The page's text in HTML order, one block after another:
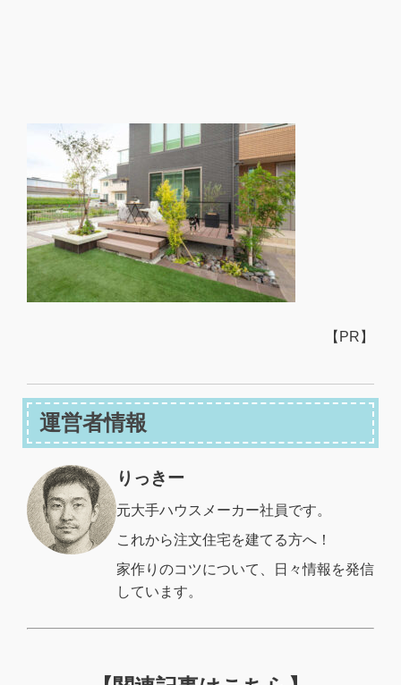
【PR】
運営者情報
りっきー
元大手ハウスメーカー社員です。
これから注文住宅を建てる方へ！
家作りのコツについて、日々情報を発信
しています。